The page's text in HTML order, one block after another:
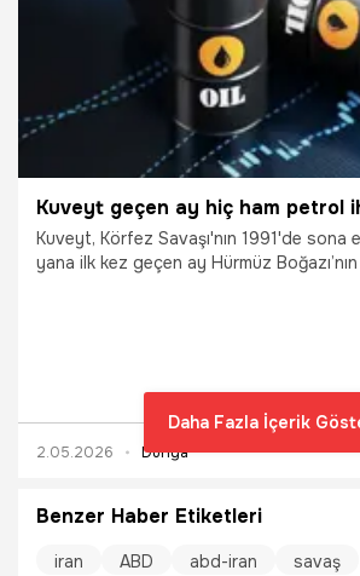
Kuveyt geçen ay hiç ham petrol
Kuveyt, Körfez Savaşı'nın 1991'de sona
yana ilk kez geçen ay Hürmüz Boğazı’nın
2.05.2026 Dünya
Daha Fazla İçerik
Benzer Haber Etiketleri
iran ABD abd-iran
savaş